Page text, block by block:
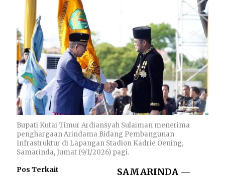
Bupati Kutai Timur Ardiansyah Sulaiman menerima
penghargaan Arindama Bidang Pembangunan
Infrastruktur di Lapangan Stadion Kadrie Oening,
Samarinda, Jumat (9/1/2026) pagi.
SAMARINDA —
Pos Terkait